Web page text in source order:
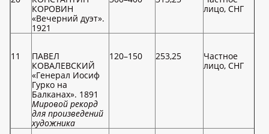
КОРОВИН
«Вечерний дуэт».
1921
лицо, СНГ
11
ПАВЕЛ
КОВАЛЕВСКИЙ
«Генерал Иосиф
Гурко на
Балканах». 1891
Мировой рекорд
для произведений
художника
120–150 253,25
Частное
лицо, СНГ